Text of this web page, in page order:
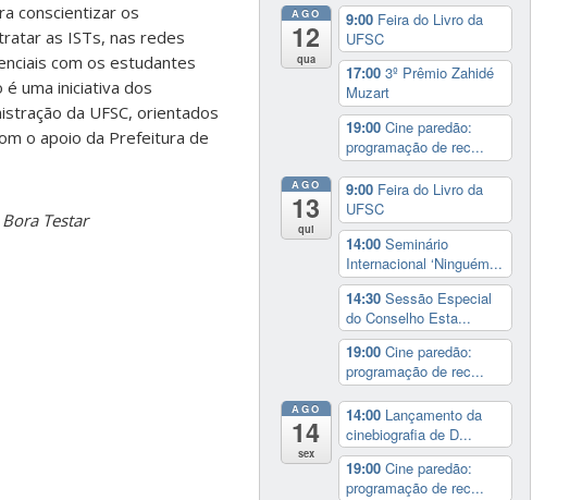
conscientizar os
as ISTs, nas redes
com os estudantes
uma iniciativa dos
da UFSC, orientados
o apoio da Prefeitura de
Bora Testar
AGO
12
qua
9:00 Feira do Livro da
UFSC
17:00 3º Prêmio Zahidé
Muzart
19:00 Cine paredão:
programação de rec...
AGO
13
qui
9:00 Feira do Livro da
UFSC
14:00 Seminário
Internacional ‘Ninguém...
14:30 Sessão Especial
do Conselho Esta...
19:00 Cine paredão:
programação de rec...
AGO
14
sex
14:00 Lançamento da
cinebiografia de D...
19:00 Cine paredão:
programação de rec...